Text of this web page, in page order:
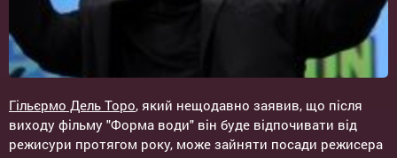
Гільєрмо Дель Торо, який нещодавно заявив, що після
виходу фільму "Форма води" він буде відпочивати від
режисури протягом року, може зайняти посади режисера